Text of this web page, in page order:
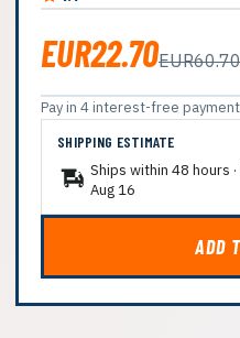
EUR22.70EUR60.70
Pay in 4 interest-free
SHIPPING ESTIMATE
Ships within 48 hours
Aug 16
ADD